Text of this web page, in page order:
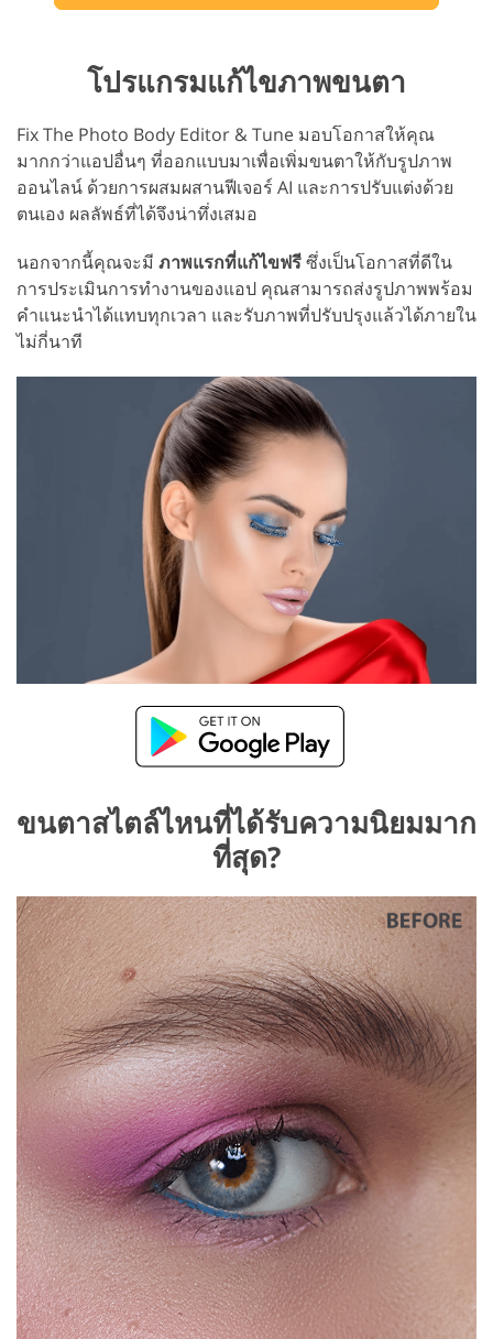
โปรแกรมแก้ไขภาพขนตา
Fix The Photo Body Editor & Tune มอบโอกาสให้คุณ
มากกว่าแอปอื่นๆ ที่ออกแบบมาเพื่อเพิ่มขนตาให้กับรูปภาพ
ออนไลน์ ด้วยการผสมผสานฟีเจอร์ AI และการปรับแต่งด้วย
ตนเอง ผลลัพธ์ที่ได้จึงน่าทึ่งเสมอ
นอกจากนี้คุณจะมี ภาพแรกที่แก้ไขฟรีซึ่งเป็นโอกาสที่ดีใน
การประเมินการทำงานของแอป คุณสามารถส่งรูปภาพพร้อม
คำแนะนำได้แทบทุกเวลา และรับภาพที่ปรับปรุงแล้วได้ภายใน
ไม่กี่นาที
ขนตาสไตล์ไหนที่ได้รับความนิยมมาก
ที่สุด?